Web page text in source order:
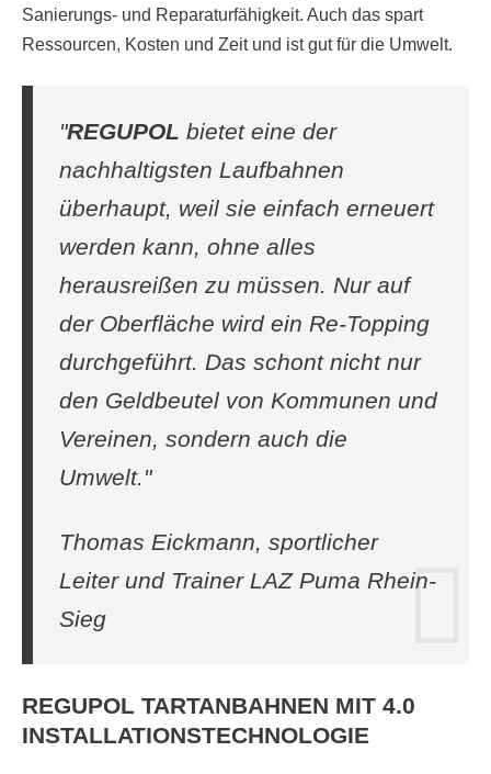
Sanierungs- und Reparaturfähigkeit. Auch das spart
Ressourcen, Kosten und Zeit und ist gut für die Umwelt.
"REGUPOL bietet eine der
nachhaltigsten Laufbahnen
überhaupt, weil sie einfach erneuert
werden kann, ohne alles
herausreißen zu müssen. Nur auf
der Oberfläche wird ein Re-Topping
durchgeführt. Das schont nicht nur
den Geldbeutel von Kommunen und
Vereinen, sondern auch die
Umwelt."
Thomas Eickmann, sportlicher
Leiter und Trainer LAZ Puma Rhein-
Sieg
REGUPOL TARTANBAHNEN MIT 4.0
INSTALLATIONSTECHNOLOGIE